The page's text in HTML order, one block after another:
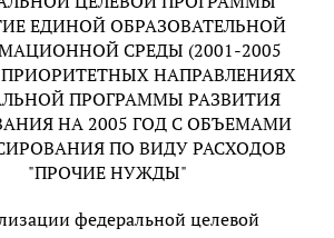
ЕДИНОЙ ОБРАЗОВАТЕЛЬНОЙ
СРЕДЫ (2001-2005
НАПРАВЛЕНИЯХ
ПРОГРАММЫ РАЗВИТИЯ
НА 2005 ГОД С ОБЪЕМАМИ
ПО ВИДУ РАСХОДОВ
"ПРОЧИЕ НУЖДЫ"
федеральной целевой